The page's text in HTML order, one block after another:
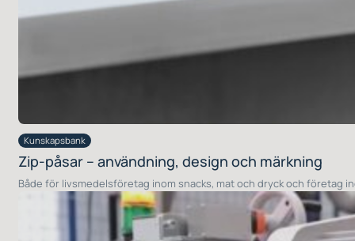
Kunskapsbank
Zip-påsar – användning, design och märkning
Både för livsmedelsföretag inom snacks, mat och dryck och företag